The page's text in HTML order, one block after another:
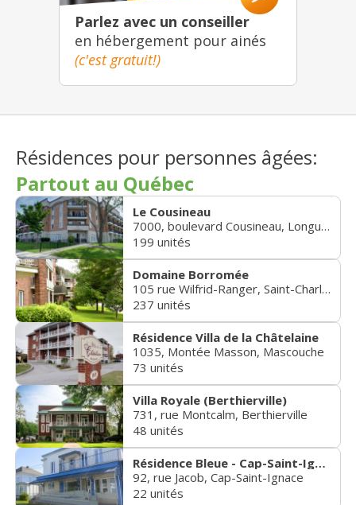
Parlez avec un conseiller
en hébergement pour ainés
(c'est gratuit!)
Résidences pour personnes âgées:
Partout au Québec
Le Cousineau
7000, boulevard Cousineau, Longueuil
199 unités
Domaine Borromée
105 rue Wilfrid-Ranger, Saint-Charles-Borromée
237 unités
Résidence Villa de la Châtelaine
1035, Montée Masson, Mascouche
73 unités
Villa Royale (Berthierville)
731, rue Montcalm, Berthierville
48 unités
Résidence Bleue - Cap-Saint-Ignace
92, rue Jacob, Cap-Saint-Ignace
22 unités